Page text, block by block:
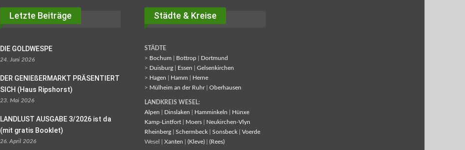
Letzte Beiträge
DIE GOLDWESPE
24. Juni 2026
DER GENIEßERMARKT PRÄSENTIERT
SICH (Haus Ripshorst)
23. Mai 2026
LANDLUST AUSGABE 3/2026 ist da
(mit gratis Booklet)
26. April 2026
Städte & Kreise
STÄDTE
> Bochum Bottrop
Dortmund
> Duisburg Essen
Gelsenkirchen
> Hagen Hamm
Herne
> Mülheim an der Ruhr| Oberhausen
LANDKREIS WESEL:
Alpen
Dinslaken Hamminkeln
Hünxe
Kamp-Lintfort
Moers
Neukirchen-Vlyn
Rheinberg
Schermbeck Sonsbeck
Voerde
Wesel | Xanten (Kleve) (Rees)